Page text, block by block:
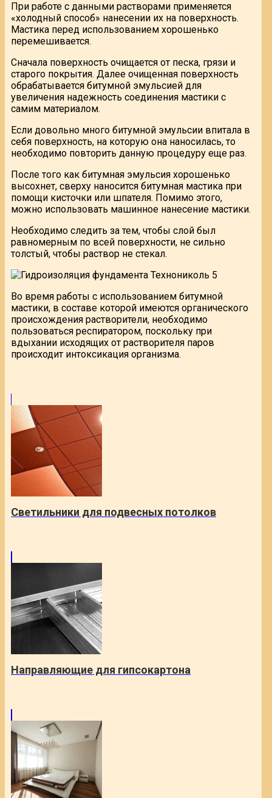
При работе с данными растворами применяется
«холодный способ» нанесении их на поверхность.
Мастика перед использованием хорошенько
перемешивается.
Сначала поверхность очищается от песка, грязи и
старого покрытия. Далее очищенная поверхность
обрабатывается битумной эмульсией для
увеличения надежность соединения мастики с
самим материалом.
Если довольно много битумной эмульсии впитала в
себя поверхность, на которую она наносилась, то
необходимо повторить данную процедуру еще раз.
После того как битумная эмульсия хорошенько
высохнет, сверху наносится битумная мастика при
помощи кисточки или шпателя. Помимо этого,
можно использовать машинное нанесение мастики.
Необходимо следить за тем, чтобы слой был
равномерным по всей поверхности, не сильно
толстый, чтобы раствор не стекал.
Во время работы с использованием битумной
мастики, в составе которой имеются органического
происхождения растворители, необходимо
пользоваться респиратором, поскольку при
вдыхании исходящих от растворителя паров
происходит интоксикация организма.
Светильники для подвесных потолков
Направляющие для гипсокартона